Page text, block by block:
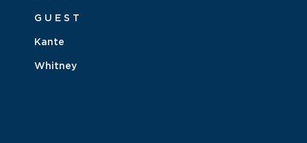
G U E S T
Kante
Whitney